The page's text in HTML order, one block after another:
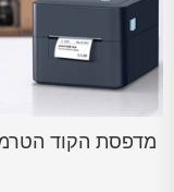
מדפסת הקוד